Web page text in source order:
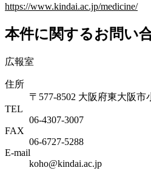
https://www.kindai.ac.jp/medicine/
本件に関するお問い
広報室
住所
〒577-8502 大阪府東大阪市
TEL
06‐4307‐3007
FAX
06‐6727‐5288
E-mail
koho@kindai.ac.jp